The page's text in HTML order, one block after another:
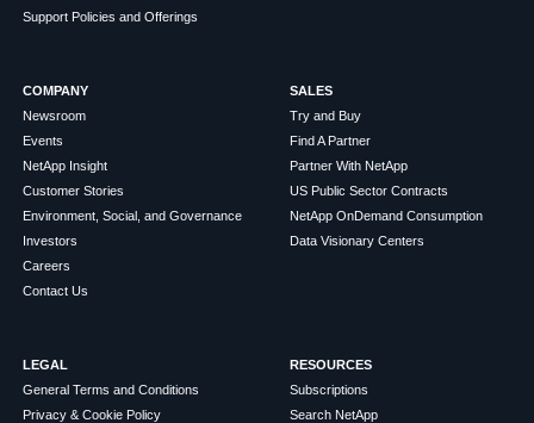
Support Policies and Offerings
COMPANY
Newsroom
Events
NetApp Insight
Customer Stories
Environment, Social, and Governance
Investors
Careers
Contact Us
SALES
Try and Buy
Find A Partner
Partner With NetApp
US Public Sector Contracts
NetApp OnDemand Consumption
Data Visionary Centers
LEGAL
General Terms and Conditions
Privacy & Cookie Policy
RESOURCES
Subscriptions
Search NetApp